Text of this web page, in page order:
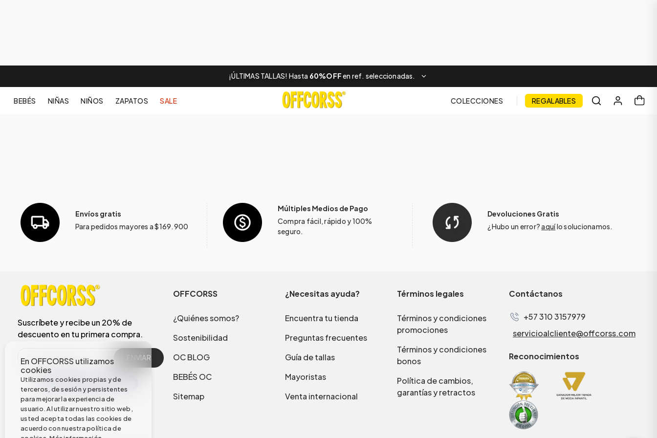
¡ÚLTIMAS TALLAS! Hasta 60%OFFen ref. seleccionadas.
BEBÉS NIÑAS NIÑOS ZAPATOS SALE COLECCIONES REGALABLES
En OFFCORSS utilizamos
cookies
Utilizamos cookies propias y de
terceros, de sesión y persistentes
para mejorar la experiencia de
usuario. Al utilizar nuestro sitio web,
usted acepta todas las cookies de
acuerdo con nuestra política de
Envíos gratis
Para pedidos mayores a $169.900
Múltiples Medios de Pago
Compra fácil, rápido y 100%
seguro.
Devoluciones Gratis
¿Hubo un error?aquílo solucionamos.
Suscríbete y recibe un 20% de
descuento en tu primera compra.
ENVIAR
OFFCORSS
¿Quiénes somos?
Sostenibilidad
OC BLOG
BEBÉS OC
Sitemap
¿Necesitas ayuda?
Encuentra tu tienda
Preguntas frecuentes
Guía de tallas
Mayoristas
Venta internacional
Términos legales
Términos y condiciones
promociones
Términos y condiciones
bonos
Política de cambios,
garantías y retractos
Contáctanos
+57 310 3157979
servicioalcliente@offcorss.com
Reconocimientos